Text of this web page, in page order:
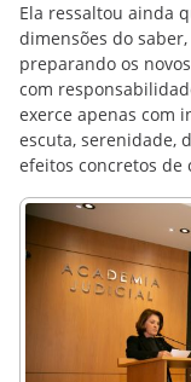
Ela ressaltou ainda
dimensões do
preparando os
com
exerce apenas com
escuta, serenidade,
efeitos concretos de